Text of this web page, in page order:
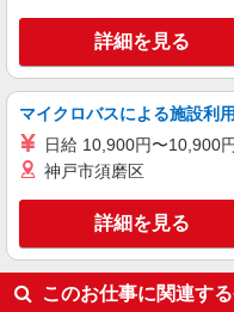
キープ
派遣社員
株式会社kotrio /●SD-H-
本宮市
らしのお
時給
通費全支
本宮市
キープ
詳細を見る
マイクロバスによる施設利
日給 10,900円〜10,900円
神戸市須磨区
詳細を見る
このお仕事に関連す